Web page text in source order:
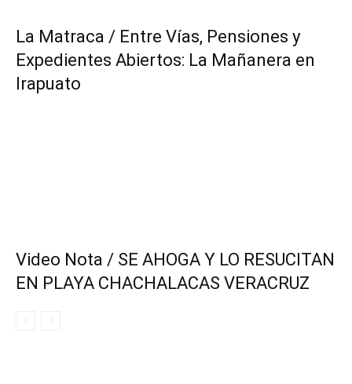
La Matraca / Entre Vías, Pensiones y
Expedientes Abiertos: La Mañanera en
Irapuato
Video Nota / SE AHOGA Y LO RESUCITAN
EN PLAYA CHACHALACAS VERACRUZ